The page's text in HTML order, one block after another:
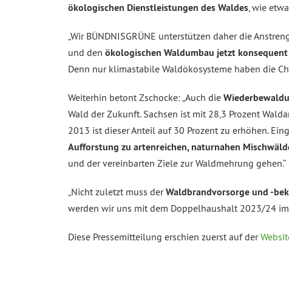
ökologischen Dienstleistungen des Waldes , wie
„Wir BÜNDNISGRÜNE unterstützen daher die
und den ökologischen Waldumbau jetzt
Denn nur klimastabile Waldökosysteme haben die
Weiterhin betont Zschocke: „Auch die
Wald der Zukunft. Sachsen ist mit 28,3 Prozent
2013 ist dieser Anteil auf 30 Prozent zu erhöhen.
Aufforstung zu artenreichen, naturnahen
und der vereinbarten Ziele zur Waldmehrung gehen.“
„Nicht zuletzt muss derWaldbrandvorsorge und -
werden wir uns mit dem Doppelhaushalt 2023/24 im
Diese Pressemitteilung erschien zuerst auf der